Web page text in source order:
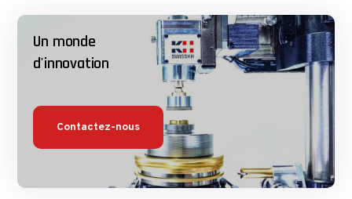
Un monde
d'innovation
Contactez-nous